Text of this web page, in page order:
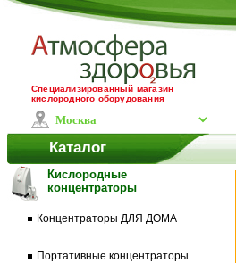
Специализированный магазин
кислородного оборудования
Каталог
Кислородные
концентраторы
Концентраторы ДЛЯ ДОМА
Портативные концентраторы